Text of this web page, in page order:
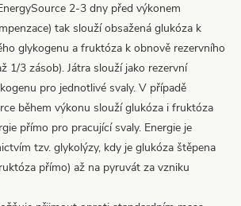
2-3 dny před výkonem
tak slouží obsažená glukóza k
glykogenu a fruktóza k obnově rezervního
1/3 zásob). Játra slouží jako rezervní
pro jednotlivé svaly. V případě
během výkonu slouží glukóza i fruktóza
přímo pro pracující svaly. Energie je
tzv. glykolýzy, kdy je glukóza štěpena
přímo) až na pyruvát za vzniku